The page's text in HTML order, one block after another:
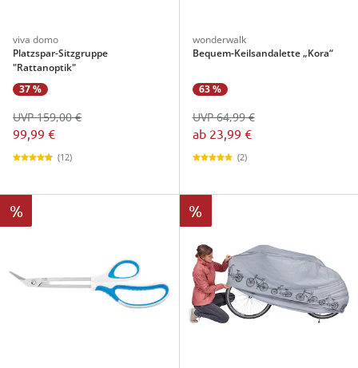
viva domo
Platzspar-Sitzgruppe
"Rattanoptik"
37 %
99,99 €
UVP 159,00 €
(12)
wonderwalk
Bequem-Keilsandalette „Kora“
63 %
ab 23,99 €
UVP 64,99 €
(2)
% %